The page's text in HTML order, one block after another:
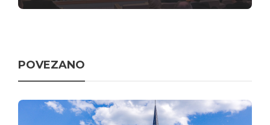
POVEZANO